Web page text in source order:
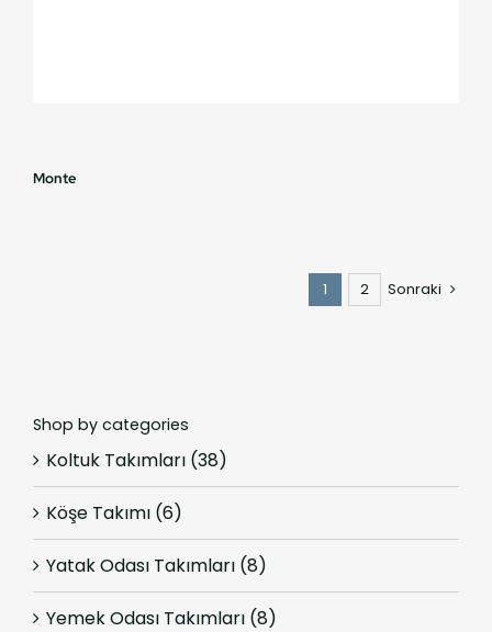
Monte
1 2 Sonraki
Shop by categories
Koltuk Takımları (38)
Köşe Takımı (6)
Yatak Odası Takımları (8)
Yemek Odası Takımları (8)